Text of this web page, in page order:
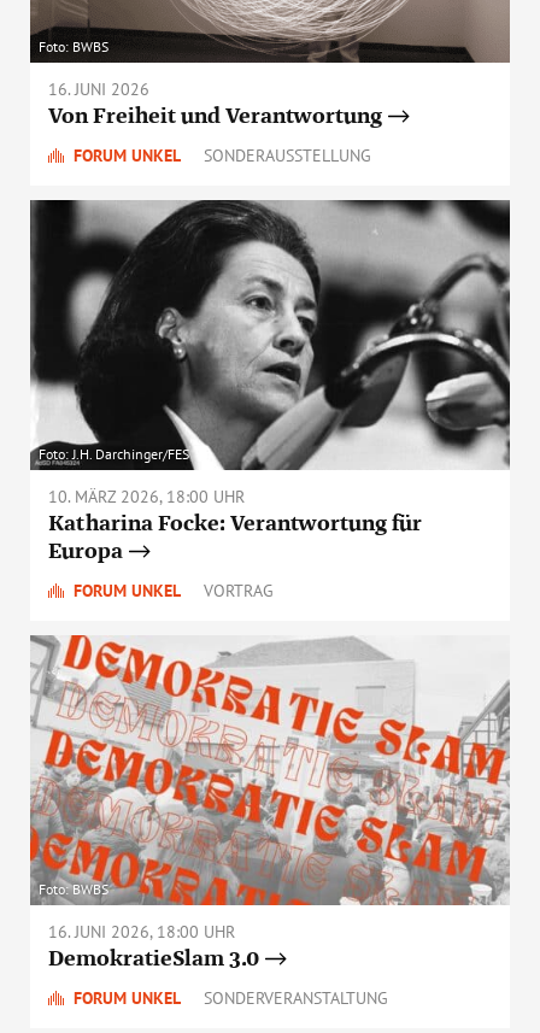
Foto: BWBS
16. JUNI 2026
Von Freiheit und Verantwortung
FORUM UNKEL SONDERAUSSTELLUNG
Foto: J.H. Darchinger/FES
10. MÄRZ 2026, 18:00 UHR
Katharina Focke: Verantwortung für
Europa
FORUM UNKEL VORTRAG
Foto: BWBS
16. JUNI 2026, 18:00 UHR
DemokratieSlam 3.0
FORUM UNKEL SONDERVERANSTALTUNG